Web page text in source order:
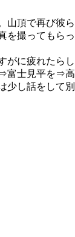
頂で再び彼
撮ってもら
に疲れたら
士見平を⇒
し話をして